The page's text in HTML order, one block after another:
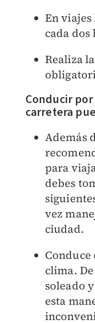
En viajes
cada dos
Realiza
Conducir
carretera
Además
para
debes
vez
ciudad.
clima.
soleado
esta